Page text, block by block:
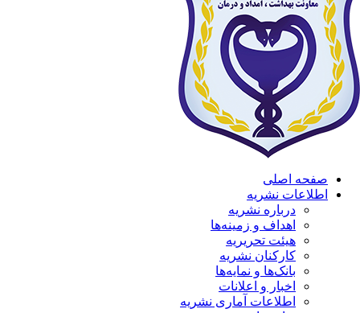
صفحه اصلی
اطلاعات نشریه
درباره نشریه
اهداف و زمینه‌ها
هیئت تحریریه
کارکنان نشریه
بانک‌ها و نمایه‌ها
اخبار و اعلانات
اطلاعات آماری نشریه